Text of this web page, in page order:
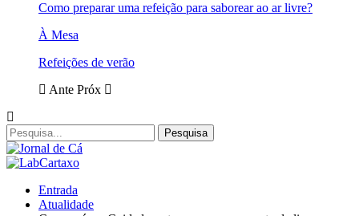
Como preparar uma refeição para saborear ao ar livre?
À Mesa
Refeições de verão
Ante Próx
Entrada
Atualidade